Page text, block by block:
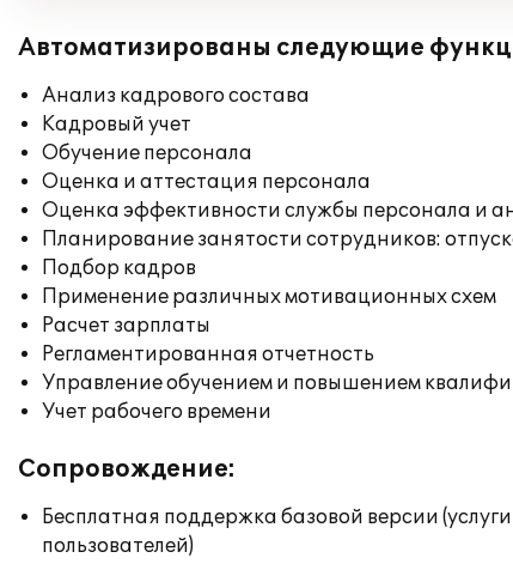
Автоматизированы следующие
Анализ кадрового состава
Кадровый учет
Обучение персонала
Оценка и аттестация персонала
Оценка эффективности службы персонала и
Планирование занятости сотрудников:
Подбор кадров
Применение различных мотивационных схем
Расчет зарплаты
Регламентированная отчетность
Управление обучением и повышением
Учет рабочего времени
Сопровождение:
Бесплатная поддержка базовой версии
пользователей)